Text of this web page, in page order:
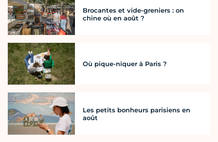
Brocantes et vide-greniers : on
chine où en août ?
Où pique-niquer à Paris ?
Les petits bonheurs parisiens en
août